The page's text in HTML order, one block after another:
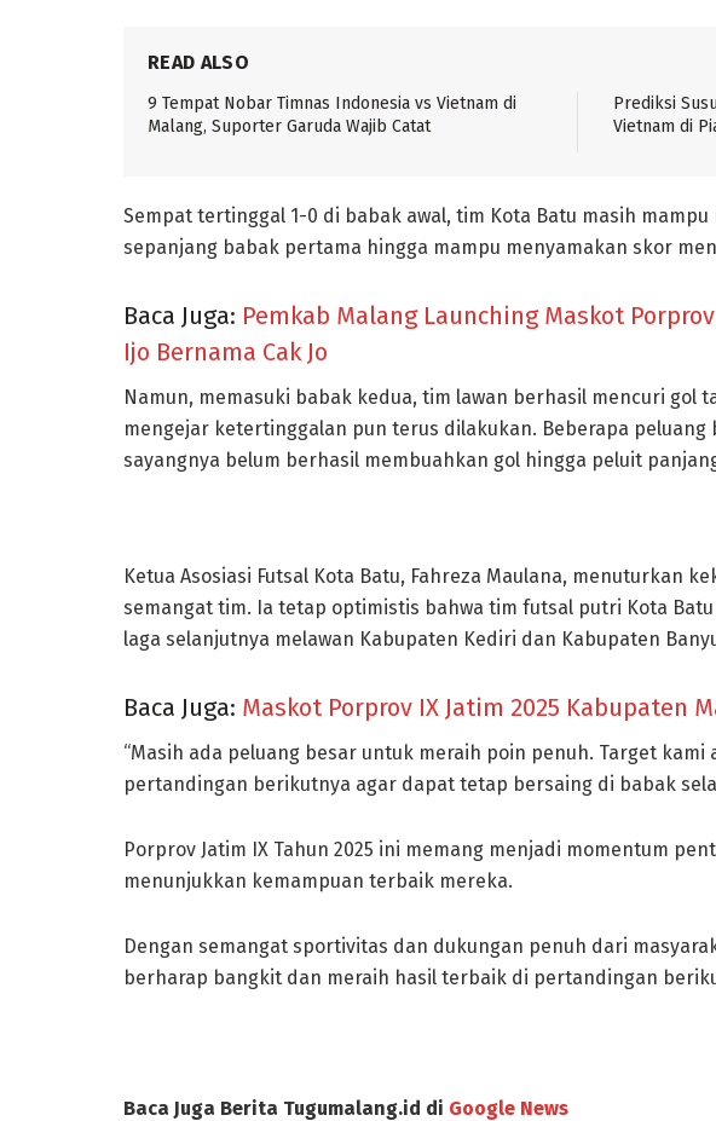
READ ALSO
9 Tempat Nobar Timnas Indonesia vs Vietnam di
Malang, Suporter Garuda Wajib Catat
Prediksi
Vietnam di
Sempat tertinggal 1-0 di babak awal, tim Kota Batu masih
sepanjang babak pertama hingga mampu menyamakan skor
Baca Juga: Pemkab Malang Launching Maskot
Ijo Bernama Cak Jo
Namun, memasuki babak kedua, tim lawan berhasil mencuri gol
mengejar ketertinggalan pun terus dilakukan. Beberapa
sayangnya belum berhasil membuahkan gol hingga peluit
Ketua Asosiasi Futsal Kota Batu, Fahreza Maulana, menuturkan
semangat tim. Ia tetap optimistis bahwa tim futsal putri Kota
laga selanjutnya melawan Kabupaten Kediri dan Kabupaten
Baca Juga: Maskot Porprov IX Jatim 2025 Kabupaten
“Masih ada peluang besar untuk meraih poin penuh. Target kami
pertandingan berikutnya agar dapat tetap bersaing di babak
Porprov Jatim IX Tahun 2025 ini memang menjadi momentum
menunjukkan kemampuan terbaik mereka.
Dengan semangat sportivitas dan dukungan penuh dari
berharap bangkit dan meraih hasil terbaik di pertandingan
Baca Juga Berita Tugumalang.id di Google News